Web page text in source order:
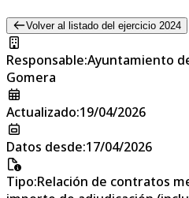
Volver al listado del ejercicio 2024
Responsable:Ayuntamiento
Gomera
Actualizado:19/04/2026
Datos desde:17/04/2026
Tipo:Relación de contratos